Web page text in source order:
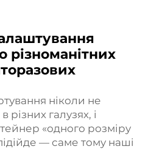
різноманітних
ніколи не
різних галузях, і
«одного розміру
— саме тому наші